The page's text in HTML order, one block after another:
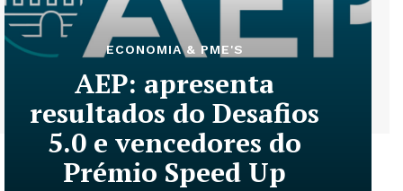
ECONOMIA & PME'S
AEP: apresenta
resultados do Desafios
5.0 e vencedores do
Prémio Speed Up